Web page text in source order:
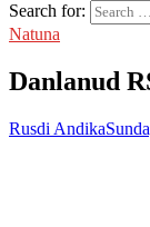
Search for:
Natuna
Danlanud
Rusdi Andika